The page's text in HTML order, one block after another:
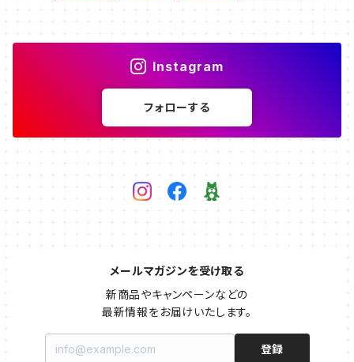
Instagram
フォローする
メールマガジンを受け取る
新商品やキャンペーンなどの
最新情報をお届けいたします。
登録